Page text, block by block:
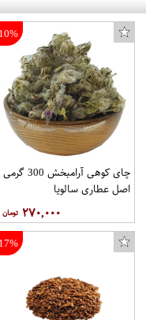
10%
چای کوهی آرامبخش 300 گرمی
اصل عطاری سالویا
۲۷۰,۰۰۰
17%